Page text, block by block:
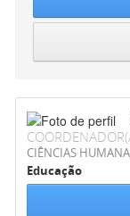
CIÊNCIAS
Educação